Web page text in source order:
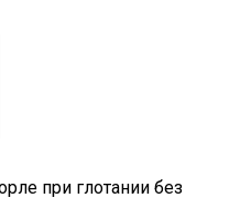
при глотании без